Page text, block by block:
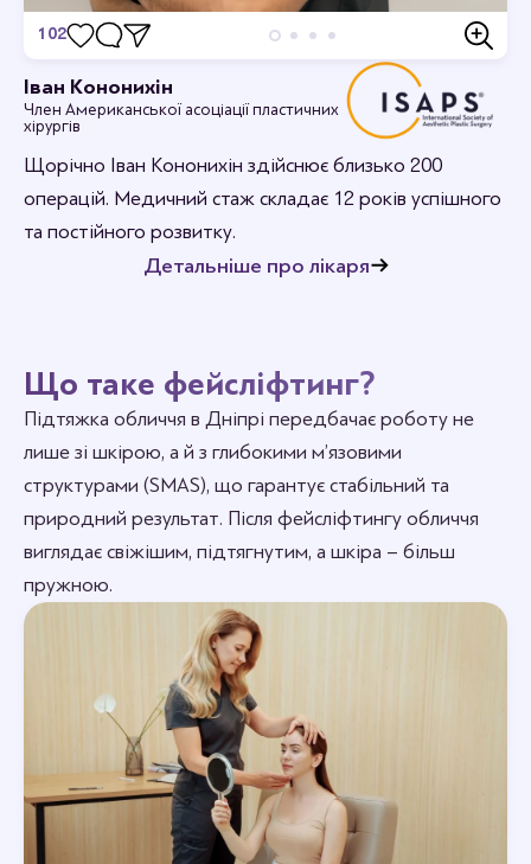
Іван Кононихін
Член Американської асоціації пластичних
хірургів
Щорічно Іван Кононихін здійснює близько 200
операцій. Медичний стаж складає 12 років успішного
та постійного розвитку.
Детальніше про лікаря
102
Станьте першим хто залишить відгук.
Що таке фейсліфтинг?
Підтяжка обличчя в Дніпрі передбачає роботу не
лише зі шкірою, а й з глибокими м’язовими
структурами (SMAS), що гарантує стабільний та
природний результат. Після фейсліфтингу обличчя
виглядає свіжішим, підтягнутим, а шкіра – більш
пружною.